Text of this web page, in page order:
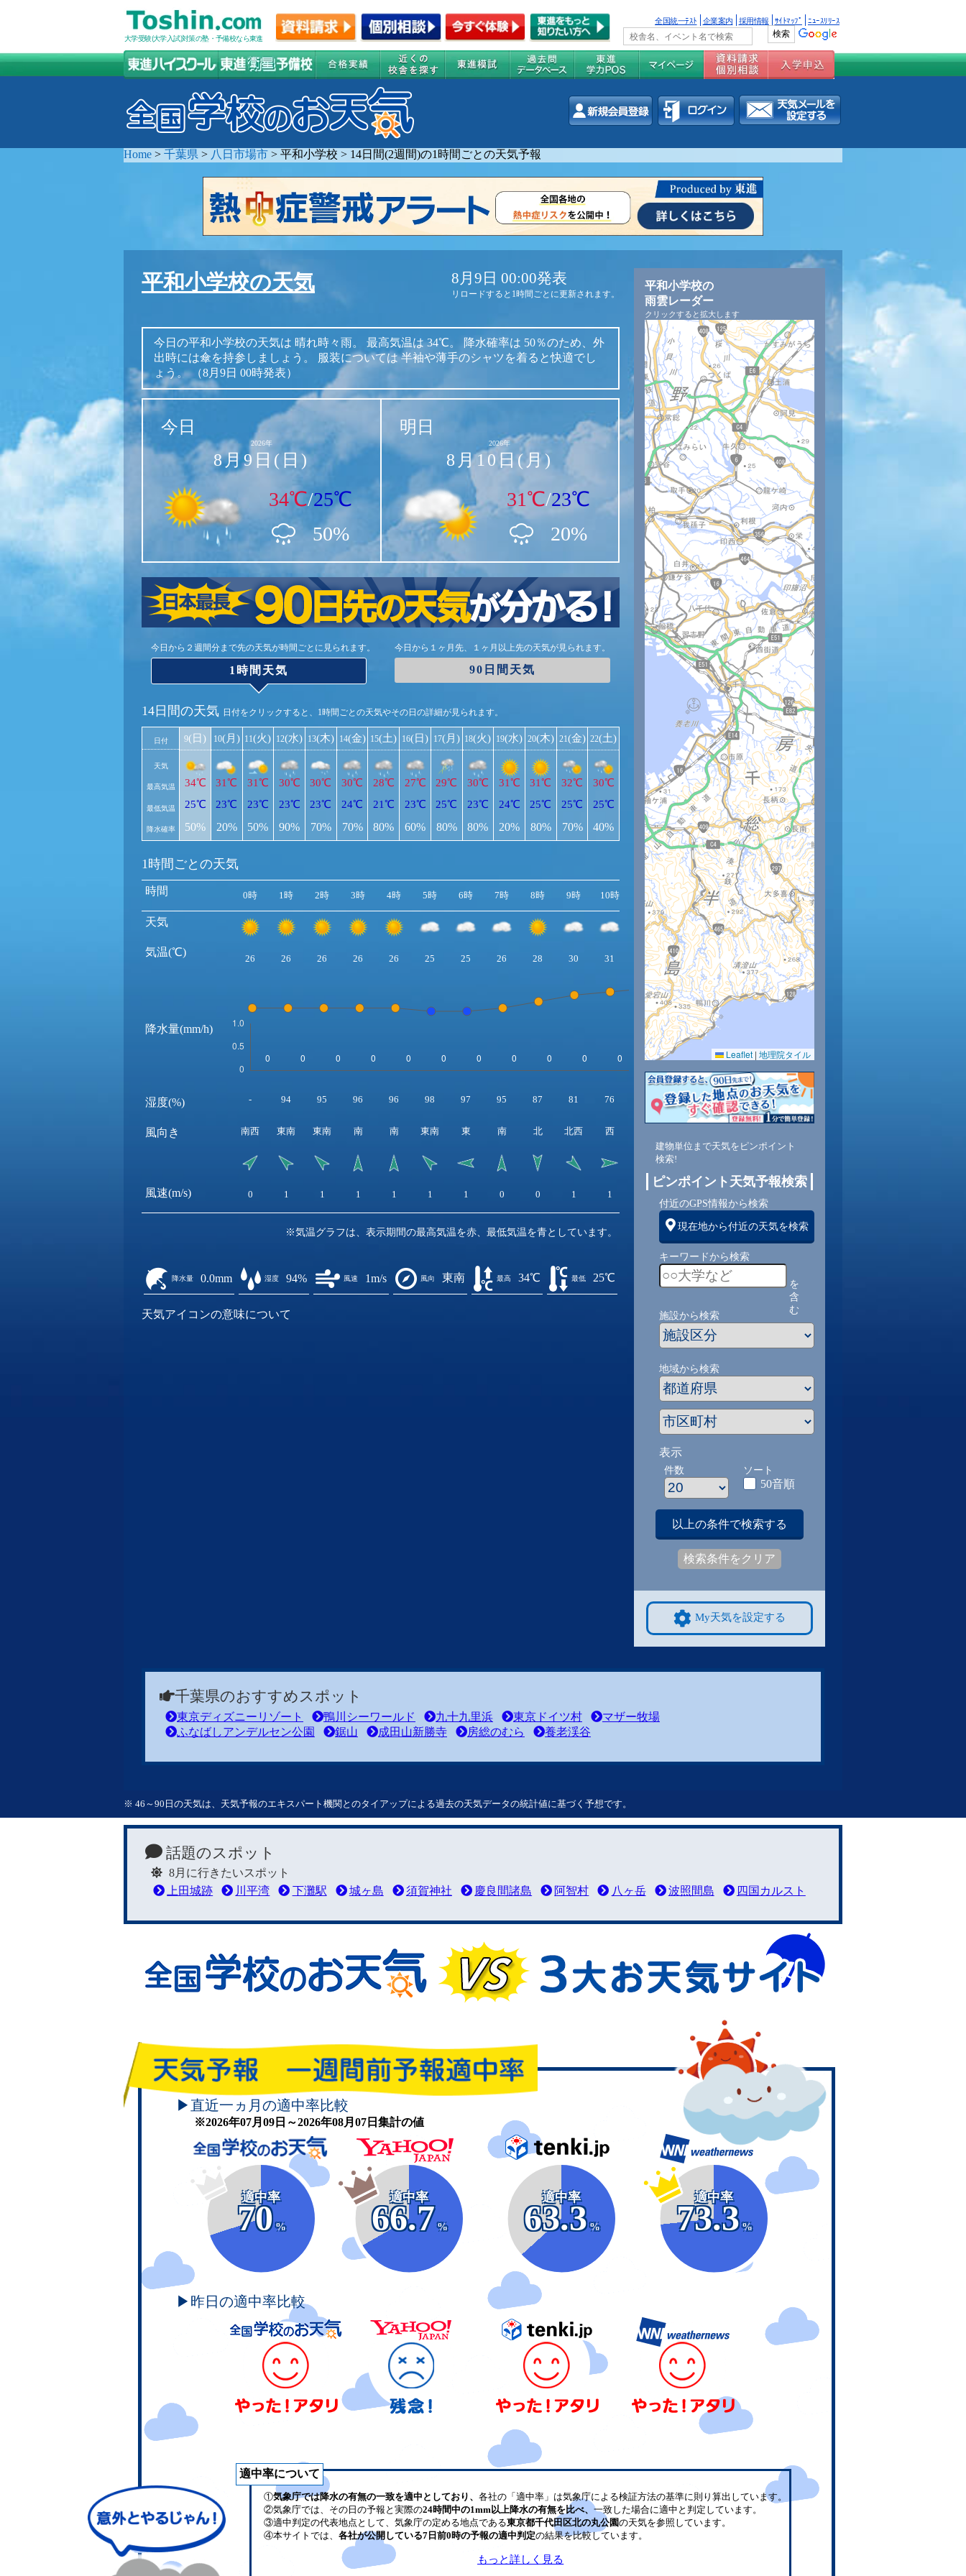
大学受験(大学入試)対策の塾・予備校なら東進
全国統一ﾃｽﾄ 企業案内 採用情報 ｻｲﾄﾏｯﾌﾟ ﾆｭｰｽﾘﾘｰｽ
Home > 千葉県 > 八日市場市 > 平和小学校 > 14日間(2週間)の1時間ごとの天気予報
平和小学校の天気 8月9日 00:00発表
リロードすると1時間ごとに更新されます。
今日の平和小学校の天気は 晴れ時々雨。 最高気温は 34℃。 降水確率は 50％のため、外
出時には傘を持参しましょう。
服装については 半袖や薄手のシャツを着ると快適でし
ょう。（8月9日 00時発表）
今日
2026年
8月9日(日)
34℃/25℃
50%
明日
2026年
8月10日(月)
31℃/23℃
20%
今日から２週間分まで先の天気が時間ごとに見られます。
1時間天気
今日から１ヶ月先、１ヶ月以上先の天気が見られます。
90日間天気
14日間の天気 日付をクリックすると、1時間ごとの天気やその日の詳細が見られます。
日付
天気
最高気温
最低気温
降水確率
9(日)
34℃
25℃
50%
10(月)
31℃
23℃
20%
11(火)
31℃
23℃
50%
12(水)
30℃
23℃
90%
13(木)
30℃
23℃
70%
14(金)
30℃
24℃
70%
15(土)
28℃
21℃
80%
16(日)
27℃
23℃
60%
17(月)
29℃
25℃
80%
18(火)
30℃
23℃
80%
19(水)
31℃
24℃
20%
20(木)
31℃
25℃
80%
21(金)
32℃
25℃
70%
22(土)
30℃
25℃
40%
1時間ごとの天気
時間
天気
気温(℃)
降水量(mm/h)
湿度(%)
風向き
風速(m/s)
0時 1時 2時 3時 4時 5時 6時 7時 8時 9時 10時 11時 12時 13時 14時 15時
26 26 26 26 26 25 25 26 28 30 31 32 33 34 32
- 94 95 96 96 98 97 95 87 81 76 73 73 87 84
南西 東南 東南 南 南 東南 東 南 北 北西 西
0 1 1 1 1 1 1 0 0 1 1 1
※気温グラフは、表示期間の最高気温を赤、最低気温を青としています。
降水量 0.0mm 湿度 94% 風速 1m/s 風向 東南 最高 34℃ 最低 25℃
天気アイコンの意味について
平和小学校の
雨雲レーダー
クリックすると拡大します
Leaflet | 地理院タイル
建物単位まで天気をピンポイント
検索!
ピンポイント天気予報検索
付近のGPS情報から検索
現在地から付近の天気を検索
キーワードから検索
を
含
む
施設から検索
地域から検索
表示
件数 ソート
50音順
以上の条件で検索する
検索条件をクリア
My天気を設定する
千葉県のおすすめスポット
東京ディズニーリゾート 鴨川シーワールド 九十九里浜 東京ドイツ村
マザー牧場
ふなばしアンデルセン公園
鋸山 成田山新勝寺 房総のむら 養老渓谷
※ 46～90日の天気は、天気予報のエキスパート機関とのタイアップによる過去の天気データの統計値に基づく予想です。
話題のスポット
8月に行きたいスポット
上田城跡
川平湾 下灘駅 城ヶ島 須賀神社 慶良間諸島 阿智村 八ヶ岳 波照間島 四国カルスト
▶直近一ヵ月の適中率比較
※2026年07月09日～2026年08月07日集計の値
適中率
70
%
適中率
66.7
%
適中率
63.3
%
適中率
73.3
%
▶昨日の適中率比較
適中率について
①気象庁では降水の有無の一致を適中としており、 各社の「適中率」は気象庁による検証方法の基準に則り算出しています。
②気象庁では、その日の予報と実際の24時間中の1mm以上降水の有無を比べ、 一致した場合に適中と判定しています。
③適中判定の代表地点として、気象庁の定める地点である東京都千代田区北の丸公園の天気を参照しています。
④本サイトでは、 各社が公開している7日前0時の予報の適中判定の結果を比較しています。
もっと詳しく見る